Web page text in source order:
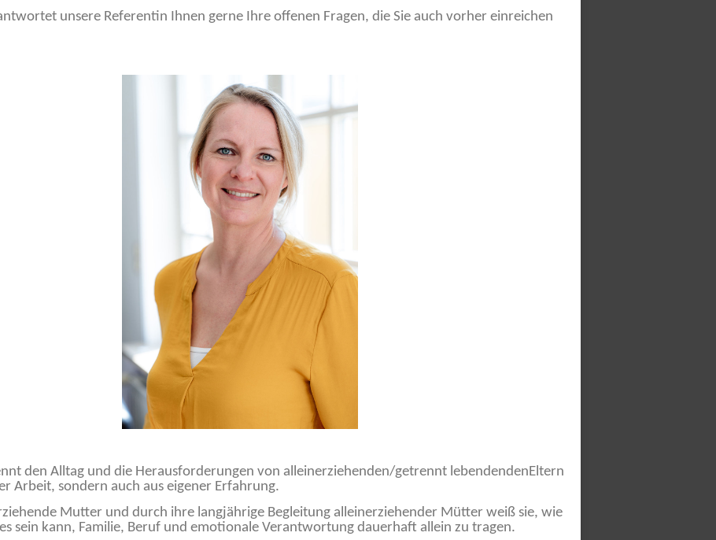
unsere Referentin Ihnen gerne Ihre offenen Fragen, die Sie auch vorher einreichen
den Alltag und die Herausforderungen von alleinerziehenden/getrennt lebendendenEltern
Arbeit, sondern auch aus eigener Erfahrung.
Mutter und durch ihre langjährige Begleitung alleinerziehender Mütter weiß sie, wie
sein kann, Familie, Beruf und emotionale Verantwortung dauerhaft allein zu tragen.